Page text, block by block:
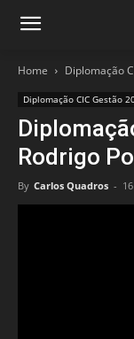
Home Diplomação
Diplomação CIC Gestão
Rodrigo
By Carlos Quadros -